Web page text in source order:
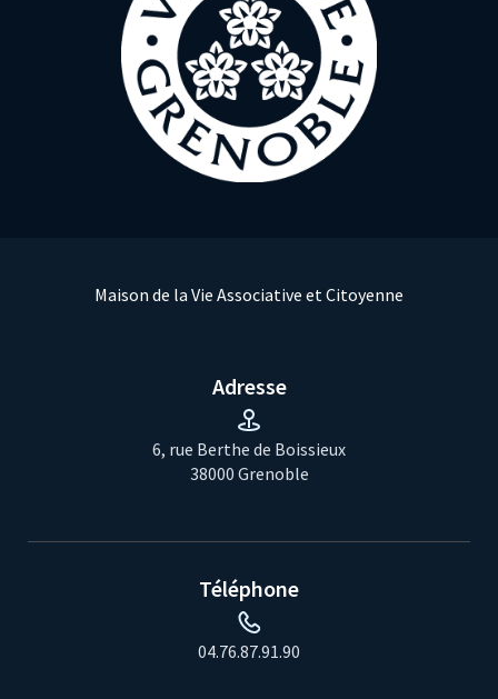
Maison de la Vie Associative et Citoyenne
Adresse
6, rue Berthe de Boissieux
38000 Grenoble
Téléphone
04.76.87.91.90